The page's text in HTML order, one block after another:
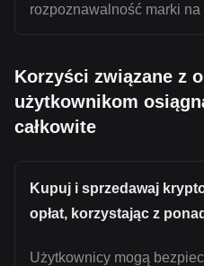
rozpoznawalność marki na
Korzyści związane z
użytkownikom
całkowite
Kupuj i sprzedawaj
opłat, korzystając z
Użytkownicy mogą